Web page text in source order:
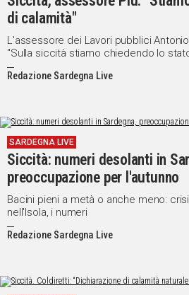
di calamità"
L'assessore dei Lavori pubblici
"Sulla siccità stiamo chiedendo lo
Redazione Sardegna Live
SARDEGNA LIVE
Siccità: numeri desolanti in
preoccupazione per l'autunno
Bacini pieni a metà o anche meno:
nell'Isola, i numeri
Redazione Sardegna Live